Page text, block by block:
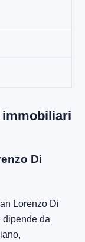
immobiliari
Di
Lorenzo Di
dipende da